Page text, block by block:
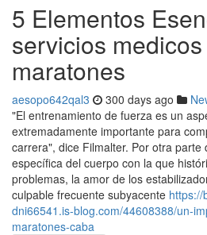
5 Elementos
servicios
maratones
aesopo642qal3 300 days ago
"El entrenamiento de fuerza es un
extremadamente importante para
carrera", dice Filmalter. Por otra parte
específica del cuerpo con la que
problemas, la amor de los
culpable frecuente subyacente https://
dni66541.is-blog.com/44608388/un-
maratones-caba